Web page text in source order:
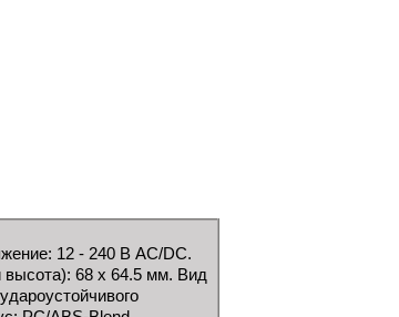
12 - 240 В AC/DC.
68 x 64.5 мм. Вид